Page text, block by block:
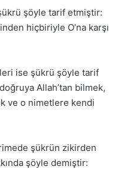
şöyle tarif etmiştir:
hiçbiriyle O’na karşı
ise şükrü şöyle tarif
Allah’tan bilmek,
ve o nimetlere kendi
şükrün zikirden
şöyle demiştir: